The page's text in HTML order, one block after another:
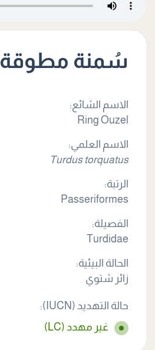
سُمنة مطوقة
الاسم الشائع:
Ring Ouzel
الاسم العلمي:
Turdus torquatus
الرتبة:
Passeriformes
الفصيلة:
Turdidae
الحالة البيئية:
زائر شتوي
حالة التهديد (IUCN):
غير مهدد (LC)